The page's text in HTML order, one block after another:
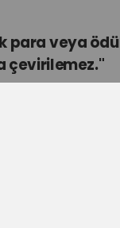
para veya
çevirilemez."